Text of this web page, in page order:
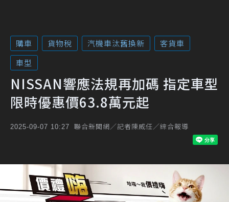
購車 貨物稅 汽機車汰舊換新
客貨車
車型
NISSAN響應法規再加碼 指定車型
限時優惠價63.8萬元起
2025-09-07 10:27 聯合新聞網／記者陳威任／綜合報導